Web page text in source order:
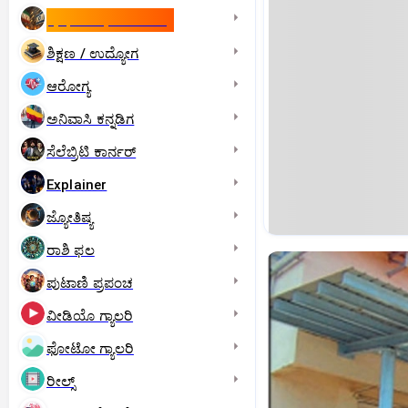
ಶಿಕ್ಷಣ / ಉದ್ಯೋಗ
ಆರೋಗ್ಯ
ಅನಿವಾಸಿ ಕನ್ನಡಿಗ
ಸೆಲೆಬ್ರಿಟಿ ಕಾರ್ನರ್‌
Explainer
ಜ್ಯೋತಿಷ್ಯ
ರಾಶಿ ಫಲ
ಪುಟಾಣಿ ಪ್ರಪಂಚ
ವೀಡಿಯೊ ಗ್ಯಾಲರಿ
ಫೋಟೋ ಗ್ಯಾಲರಿ
ರೀಲ್ಸ್